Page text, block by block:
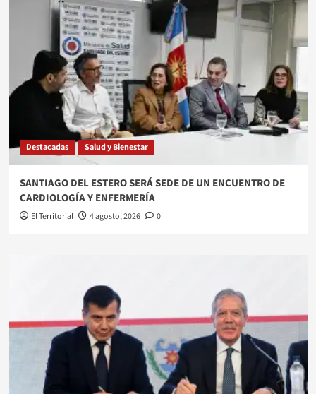
Destacadas Salud y Bienestar
SANTIAGO DEL ESTERO SERÁ SEDE DE UN ENCUENTRO DE
CARDIOLOGÍA Y ENFERMERÍA
El Territorial 4 agosto, 2026 0